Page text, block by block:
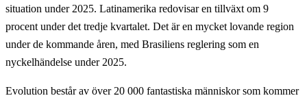
situation under 2025. Latinamerika redovisar en tillväxt om 9
procent under det tredje kvartalet. Det är en mycket lovande region
under de kommande åren, med Brasiliens reglering som en
nyckelhändelse under 2025.
Evolution består av över 20 000 fantastiska människor som kommer